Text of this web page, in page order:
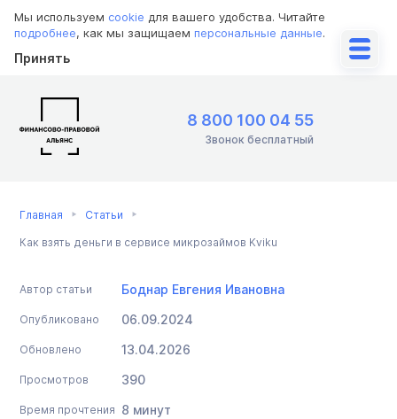
Мы используем cookie для вашего удобства. Читайте
подробнее, как мы защищаем персональные данные.
Принять
8 800 100 04 55
Звонок бесплатный
Главная Статьи
Как взять деньги в сервисе микрозаймов Kviku
Автор статьи Боднар Евгения Ивановна
Опубликовано 06.09.2024
Обновлено 13.04.2026
Просмотров 390
Время прочтения 8 минут